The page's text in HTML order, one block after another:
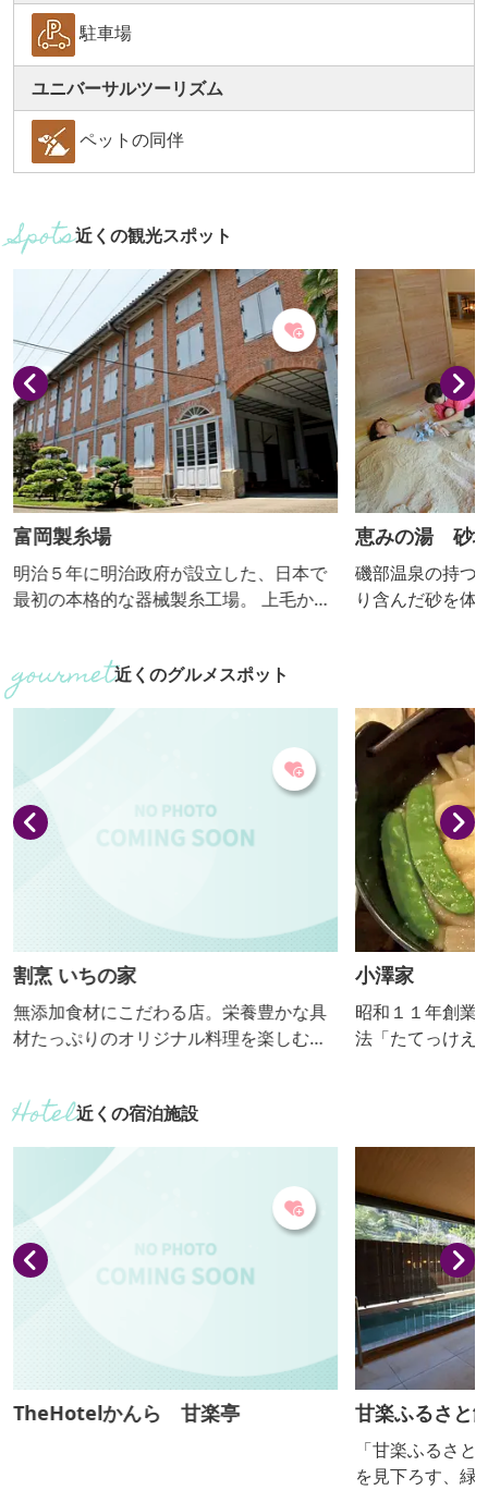
駐車場
ユニバーサルツーリズム
ペットの同伴
近くの観光スポット
富岡製糸場
明治５年に明治政府が設立した、日本で
最初の本格的な器械製糸工場。 上毛かる
築いた功績から、平成26年には世界文化
遺産に登録されました。 注目は、西洋の
建築技術を取り入れた木骨煉瓦造の建
物。 正門を入るとすぐ見える国宝「東置
繭所」は、ほぼ創業当時のままの姿で保
存されています。 ほかにも、６年に及ぶ
保存整備工事が完了した誕生し...
恵みの湯 砂
磯部温泉の持つ
り含んだ砂を体
して利用してい
温泉の天然の塩
が、磯部温泉
れば汗が止まら
ます。お風呂の
ら、特製の薬
近くのグルメスポット
割烹 いちの家
無添加食材にこだわる店。栄養豊かな具
材たっぷりのオリジナル料理を楽しむリ
小澤家
昭和１１年創業
法「たてっけえ
年】
近くの宿泊施設
TheHotelかんら 甘楽亭 甘楽ふるさと
「甘楽ふるさ
を見下ろす、緑